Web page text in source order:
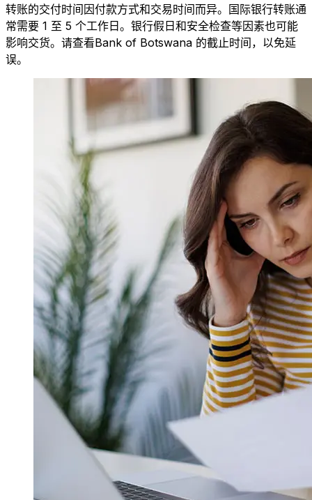
转账的交付时间因付款方式和交易时间而异。国际银行转账通
常需要 1 至 5 个工作日。银行假日和安全检查等因素也可能
影响交货。请查看Bank of Botswana 的截止时间，以免延
误。